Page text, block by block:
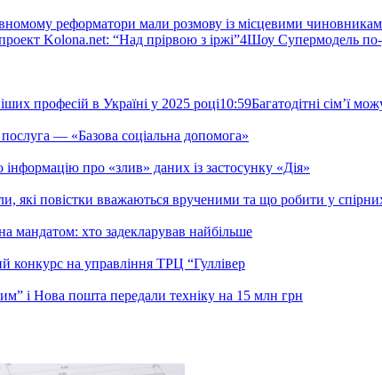
реформатори мали розмову із місцевими
Kolona.net: “Над прірвою з іржі”4Шоу Супермодель по-
професій в Україні у 2025 році10:59Багатодітні сім’ї
послуга — «Базова соціальна допомога»
про «злив» даних із застосунку «Дія»
які повістки вважаються врученими та що робити у
мандатом: хто задекларував найбільше
на управління ТРЦ “Гуллівер
і Нова пошта передали техніку на 15 млн грн